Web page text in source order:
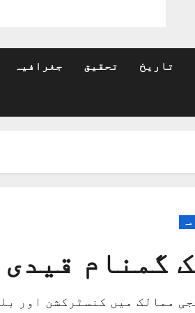
تاریخ تحقیق جغرافیہ
گمنام
ممالک میں کنسٹرکشن اور